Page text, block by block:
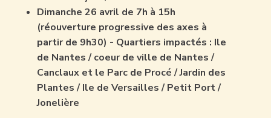
Dimanche 26 avril de 7h à 15h
(réouverture progressive des axes à
partir de 9h30) - Quartiers impactés : Ile
de Nantes / coeur de ville de Nantes /
Canclaux et le Parc de Procé / Jardin des
Plantes / Ile de Versailles / Petit Port /
Jonelière